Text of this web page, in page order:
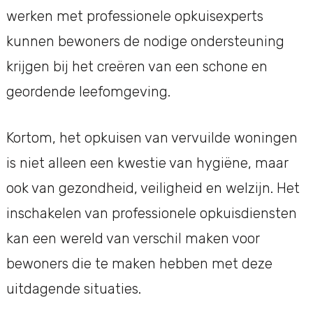
werken met professionele opkuisexperts
kunnen bewoners de nodige ondersteuning
krijgen bij het creëren van een schone en
geordende leefomgeving.
Kortom, het opkuisen van vervuilde woningen
is niet alleen een kwestie van hygiëne, maar
ook van gezondheid, veiligheid en welzijn. Het
inschakelen van professionele opkuisdiensten
kan een wereld van verschil maken voor
bewoners die te maken hebben met deze
uitdagende situaties.